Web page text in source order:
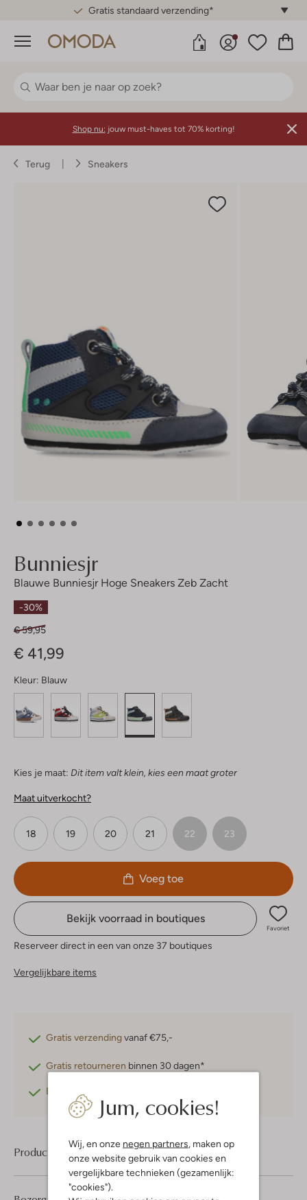
Gratis standaard verzending*
Menu
Jum, cookies!
Wij, en onze negen partners , maken op
onze website gebruik van cookies en
vergelijkbare technieken (gezamenlijk:
"cookies").
Shop nu: jouw must-haves tot 70% korting!
Terug Sneakers
Bunniesjr
Blauwe Bunniesjr Hoge Sneakers Zeb Zacht
-30%
€ 59,95
€ 41,99
Kleur: Blauw
Kies je maat: Dit item valt klein, kies een maat groter
Maat uitverkocht?
18 19 20 21 22 23
Voeg toe
Bekijk voorraad in boutiques
Favoriet
Reserveer direct in een van onze 37 boutiques
Vergelijkbare items
Gratis verzendingvanaf €75,-
Gratis retourneren binnen 30 dagen*
Betaal achteraf
Product informatie